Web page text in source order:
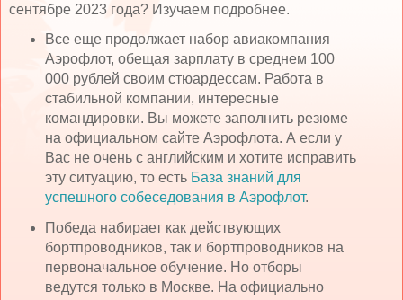
сентябре 2023 года? Изучаем подробнее.
Все еще продолжает набор авиакомпания
Аэрофлот, обещая зарплату в среднем 100
000 рублей своим стюардессам. Работа в
стабильной компании, интересные
командировки. Вы можете заполнить резюме
на официальном сайте Аэрофлота. А если у
Вас не очень с английским и хотите исправить
эту ситуацию, то есть База знаний для
успешного собеседования в Аэрофлот.
Победа набирает как действующих
бортпроводников, так и бортпроводников на
первоначальное обучение. Но отборы
ведутся только в Москве. На официально